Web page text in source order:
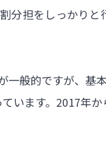
分担をしっかり
般的ですが、基
います。2017年